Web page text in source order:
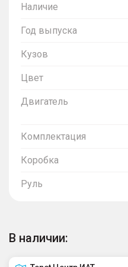
Наличие
Год выпуска
Кузов
Цвет
Двигатель
Комплектация
Коробка
Руль
В наличии: